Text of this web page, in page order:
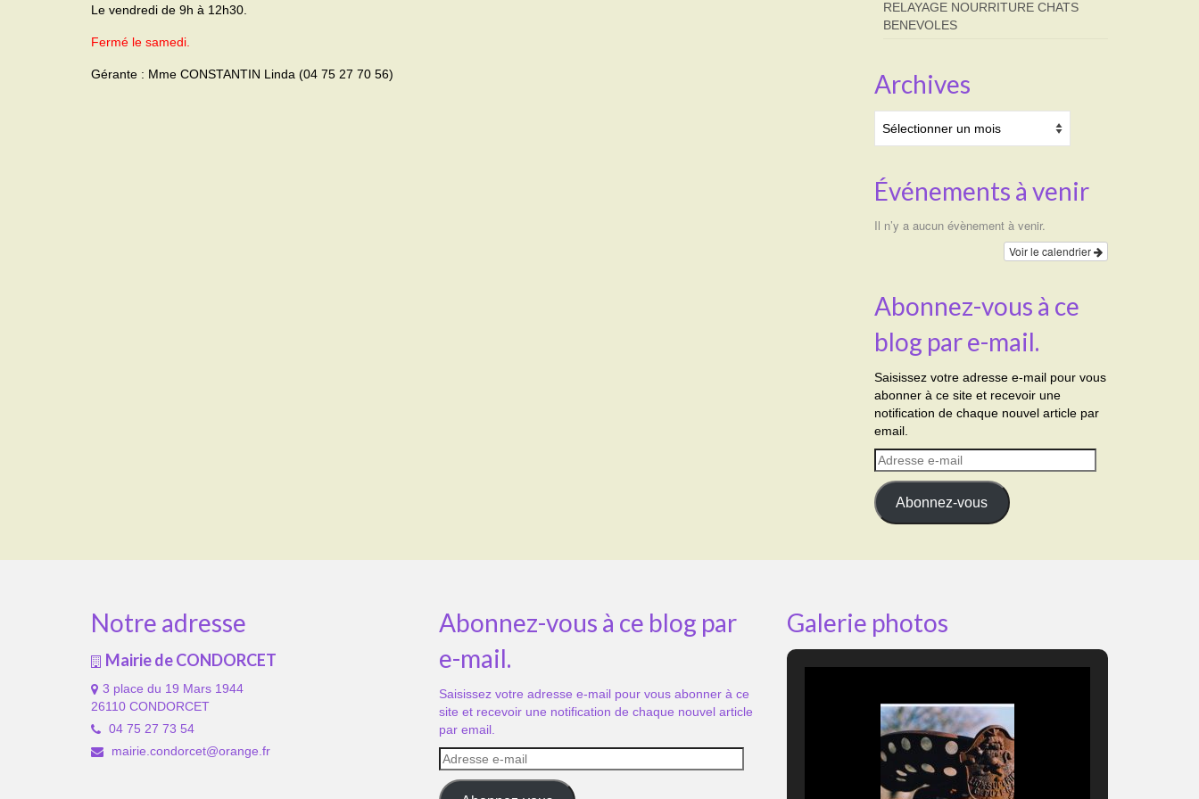
Le vendredi de 9h à 12h30.
Fermé le samedi.
Gérante : Mme CONSTANTIN Linda (04 75 27 70 56)
RELAYAGE NOURRITURE CHATS
BENEVOLES
Archives
Événements à venir
Il n’y a aucun évènement à venir.
Voir le calendrier
Abonnez-vous à ce
blog par e-mail.
Saisissez votre adresse e-mail pour vous
abonner à ce site et recevoir une
notification de chaque nouvel article par
email.
Adresse
e-
mail
Abonnez-vous
Notre adresse
Mairie de CONDORCET
3 place du 19 Mars 1944
26110 CONDORCET
04 75 27 73 54
mairie.condorcet@orange.fr
Abonnez-vous à ce blog par
e-mail.
Saisissez votre adresse e-mail pour vous abonner à ce
site et recevoir une notification de chaque nouvel article
par email.
Adresse
e-
mail
Galerie photos